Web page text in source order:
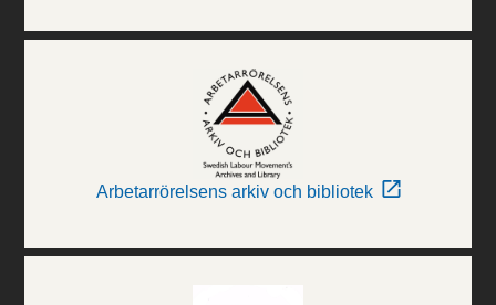
Arbetarrörelsens arkiv och bibliotek